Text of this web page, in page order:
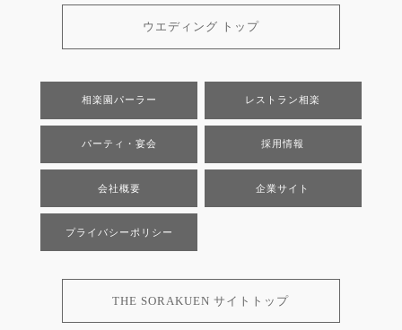
ウエディング トップ
相楽園パーラー レストラン相楽
パーティ・宴会 採用情報
会社概要 企業サイト
プライバシーポリシー
THE SORAKUEN サイトトップ